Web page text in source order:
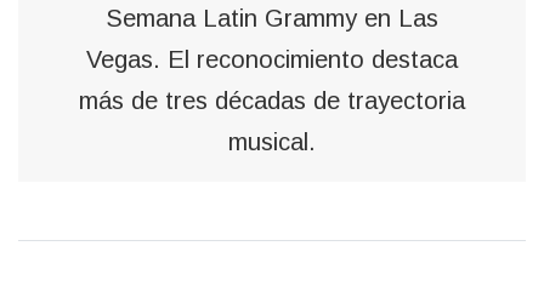
Semana Latin Grammy en Las
Vegas. El reconocimiento destaca
más de tres décadas de trayectoria
musical.